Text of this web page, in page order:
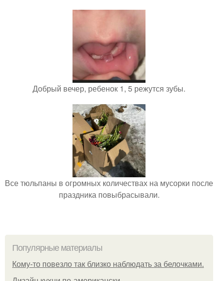
Добрый вечер, ребенок 1, 5 режутся зубы.
Все тюльпаны в огромных количествах на мусорки после
праздника повыбрасывали.
Популярные материалы
Кому-то повезло так близко наблюдать за белочками.